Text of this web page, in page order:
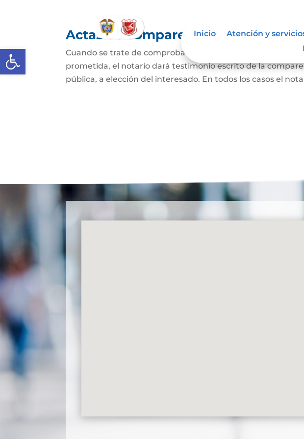
Abrir barra de herramientas
Inicio Atención y
Actas de comparecencia para
Cuando se trate de comprobar que una persona concurrió
prometida, el notario dará testimonio escrito de la
pública, a elección del interesado. En todos los casos el